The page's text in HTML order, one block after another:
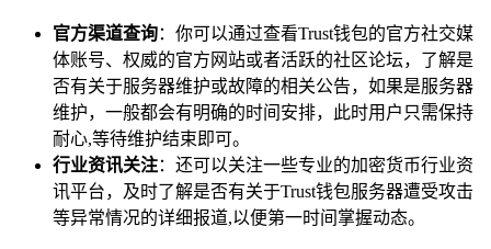
官方渠道查询：你可以通过查看Trust钱包的官方社交媒
体账号、权威的官方网站或者活跃的社区论坛，了解是
否有关于服务器维护或故障的相关公告，如果是服务器
维护，一般都会有明确的时间安排，此时用户只需保持
耐心,等待维护结束即可。
行业资讯关注：还可以关注一些专业的加密货币行业资
讯平台，及时了解是否有关于Trust钱包服务器遭受攻击
等异常情况的详细报道,以便第一时间掌握动态。